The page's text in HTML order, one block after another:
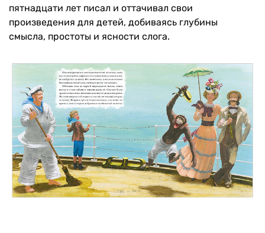
пятнадцати лет писал и оттачивал свои
произведения для детей, добиваясь глубины
смысла, простоты и ясности слога.